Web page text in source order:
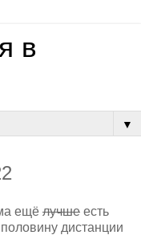
в
▼
ещё лучше есть
дистанции